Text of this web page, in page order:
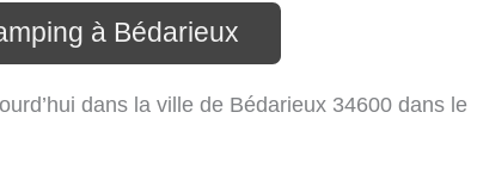
à Bédarieux
dans la ville de Bédarieux 34600 dans le